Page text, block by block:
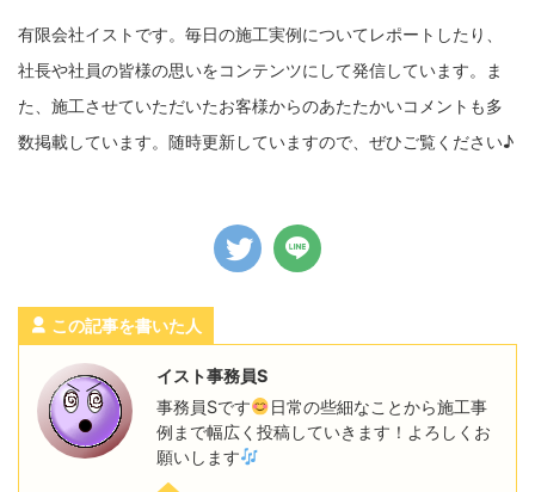
有限会社イストです。毎日の施工実例についてレポートしたり、
社長や社員の皆様の思いをコンテンツにして発信しています。ま
た、施工させていただいたお客様からのあたたかいコメントも多
数掲載しています。随時更新していますので、ぜひご覧ください♪
この記事を書いた人
イスト事務員S
事務員Sです
日常の些細なことから施工事
例まで幅広く投稿していきます！よろしくお
願いします